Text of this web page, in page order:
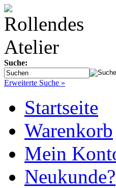
Suche:
Erweiterte Suche »
Startseite
Warenkorb
Mein
Neukunde?